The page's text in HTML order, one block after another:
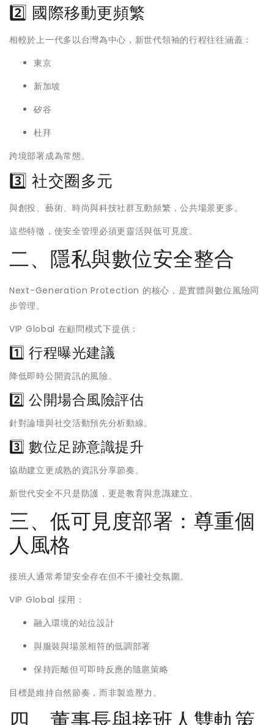
2️⃣ 國際移動更頻繁
相較於上一代多以台灣為中心，新世代領袖的行程往往涵蓋：
東京
新加坡
矽谷
杜拜
跨境部署成為常態。
3️⃣ 社交圈多元
與創投、藝術、時尚與科技社群互動頻繁，公共場景更多。
這些特徵，使安全管理必須更靈活與低可見度。
二、隱私與數位安全整合
Next-Generation Protection 的核心，是實體與數位風險同
步管理。
VIP Global 在顧問模式下提供：
1️⃣ 行程曝光建議
降低即時公開資訊的風險。
2️⃣ 公開場合風險評估
針對論壇與社交活動預先分析動線。
3️⃣ 數位足跡意識提升
協助建立更成熟的資訊分享節奏。
新世代安全不只是防護，更是教育與意識建立。
三、低可見度部署：尊重個
人風格
接班人通常希望安全存在但不干擾社交氛圍。
VIP Global 採用：
融入環境的站位設計
與服裝與場景相符的低調部署
保持距離但可即時反應的隨扈策略
目標是維持自然節奏，而非製造壓力。